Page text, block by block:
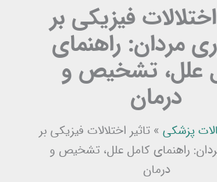
فیزیکی بر
مردان: راهنمای
علل، تشخیص و
درمان
پزشکی »تاثیر اختلالات فیزیکی بر
راهنمای کامل علل، تشخیص و
درمان